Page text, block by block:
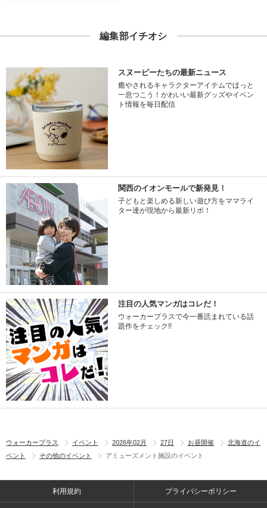
編集部イチオシ
スヌーピーたちの最新ニュース
癒やされるキャラクターアイテムでほっと
一息つこう！かわいい最新グッズやイベン
ト情報を毎日配信
関西のイオンモールで新発見！
子どもと楽しめる新しい遊び方をママライ
ター達が現地から最新リポ！
注目の人気マンガはコレだ！
ウォーカープラスで今一番読まれている話
題作をチェック!!
ウォーカープラス イベント 2026年02月 27日 お昼開催
北海道のイ
ベント
その他のイベント アミューズメント施設のイベント
利用規約 プライバシーポリシー